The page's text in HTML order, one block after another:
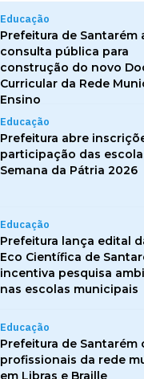
Educação
Prefeitura de Santarém
consulta pública para
construção do novo
Curricular da Rede
Ensino
Educação
Prefeitura abre
participação das
Semana da Pátria 2026
Educação
Prefeitura lança edital
Eco Científica de
incentiva pesquisa
nas escolas municipais
Educação
Prefeitura de Santarém
profissionais da rede
em Libras e Braille